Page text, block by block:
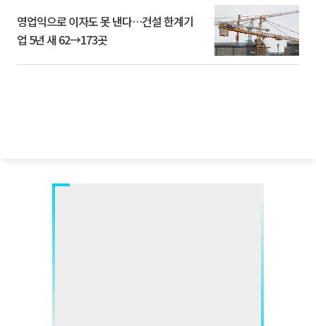
영업익으로 이자도 못 낸다…건설 한계기
업 5년 새 62→173곳